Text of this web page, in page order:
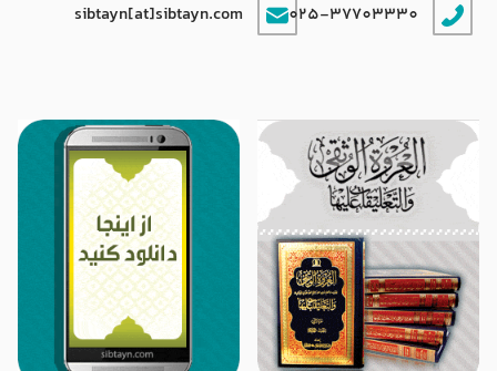
025-37703330
sibtayn[at]sibtayn.com